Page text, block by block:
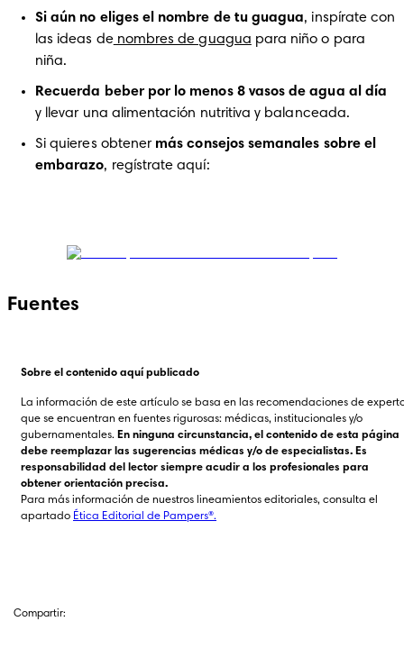
Si aún no eliges el nombre de tu guagua, inspírate con
las ideas de nombres de guagua para niño o para
niña.
Recuerda beber por lo menos 8 vasos de agua al día
y llevar una alimentación nutritiva y balanceada.
Si quieres obtener más consejos semanales sobre el
embarazo, regístrate aquí:
Fuentes
Sobre el contenido aquí publicado
La información de este artículo se basa en las recomendaciones de
que se encuentran en fuentes rigurosas: médicas, institucionales y/o
gubernamentales. En ninguna circunstancia, el contenido de esta página
debe reemplazar las sugerencias médicas y/o de especialistas. Es
responsabilidad del lector siempre acudir a los profesionales para
obtener orientación precisa.
Para más información de nuestros lineamientos editoriales, consulta el
apartado Ética Editorial de Pampers®.
Compartir: